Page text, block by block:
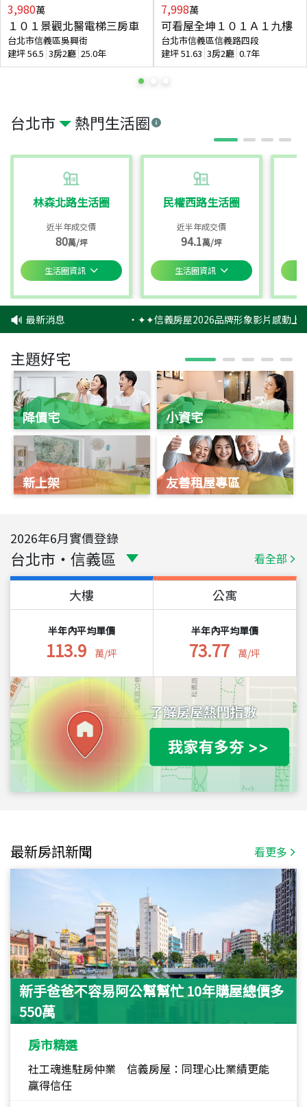
台北市 熱門生活圈
林森北路生活圈
近半年成交價
80萬/坪
生活圈資訊
民權西路生活圈
近半年成交價
94.1萬/坪
生活圈資訊
3,980萬
１０１景觀北醫電梯三房車
台北市信義區吳興街
建坪56.5 3房2廳 25.0年
7,998萬
可看屋全坤１０１Ａ１九樓
台北市信義區信義路四段
建坪51.63 3房2廳 0.7年
最新消息 ‧✦✦信義房屋2026品牌形象影片感動上
主題好宅
降價宅
新上架
小資宅
友善租屋專區
2026年6月實價登錄
台北市 ・ 信義區 看全部
大樓
半年內平均單價
113.9 萬/坪
公寓
半年內平均單價
73.77 萬/坪
最新房訊新聞 看更多
新手爸爸不容易阿公幫幫忙 10年購屋總價多
550萬
房市精選
社工魂進駐房仲業 信義房屋：同理心比業績更能
贏得信任